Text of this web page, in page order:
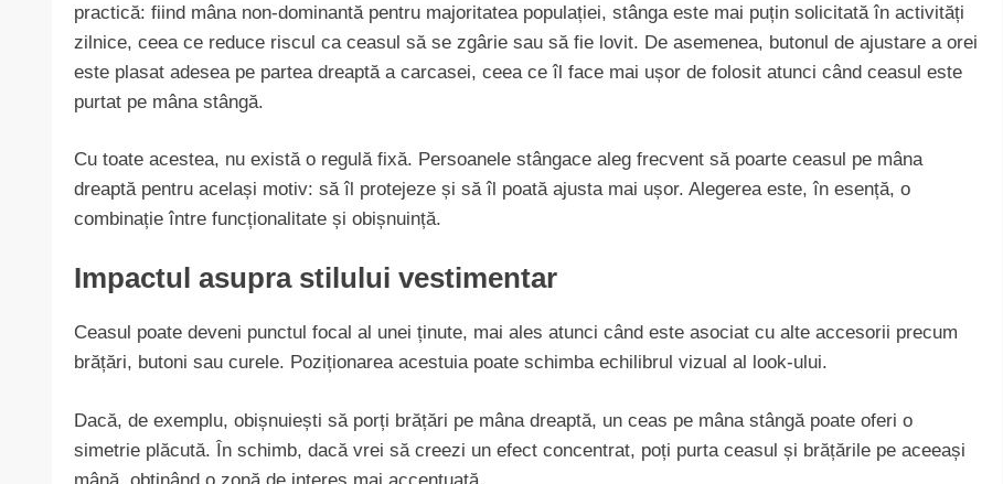
practică: fiind mâna non-dominantă pentru majoritatea populației, stânga este mai puțin solicitată în activități
zilnice, ceea ce reduce riscul ca ceasul să se zgârie sau să fie lovit. De asemenea, butonul de ajustare a orei
este plasat adesea pe partea dreaptă a carcasei, ceea ce îl face mai ușor de folosit atunci când ceasul este
purtat pe mâna stângă.
Cu toate acestea, nu există o regulă fixă. Persoanele stângace aleg frecvent să poarte ceasul pe mâna
dreaptă pentru același motiv: să îl protejeze și să îl poată ajusta mai ușor. Alegerea este, în esență, o
combinație între funcționalitate și obișnuință.
Impactul asupra stilului vestimentar
Ceasul poate deveni punctul focal al unei ținute, mai ales atunci când este asociat cu alte accesorii precum
brățări, butoni sau curele. Poziționarea acestuia poate schimba echilibrul vizual al look-ului.
Dacă, de exemplu, obișnuiești să porți brățări pe mâna dreaptă, un ceas pe mâna stângă poate oferi o
simetrie plăcută. În schimb, dacă vrei să creezi un efect concentrat, poți purta ceasul și brățările pe aceeași
mână, obținând o zonă de interes mai accentuată.
Cât costă să schimbi instalația electrică
într-un apartament de 3 camere